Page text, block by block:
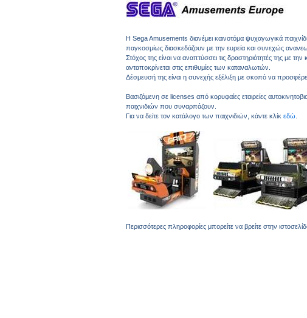
Η Sega Amusements διανέμει καινοτόμα ψυχαγωγικά
παγκοσμίως διασκεδάζουν με την ευρεία και συνεχώς
Στόχος της είναι να αναπτύσσει τις δραστηριότητές της
ανταποκρίνεται στις επιθυμίες των καταναλωτών.
Δέσμευσή της είναι η συνεχής εξέλιξη με σκοπό να
Βασιζόμενη σε licenses από κορυφαίες εταιρείες
παιχνιδιών που συναρπάζουν.
Για να δείτε τον κατάλογο των παιχνιδιών, κάντε κλίκ εδώ
Περισσότερες πληροφορίες μπορείτε να βρείτε στην